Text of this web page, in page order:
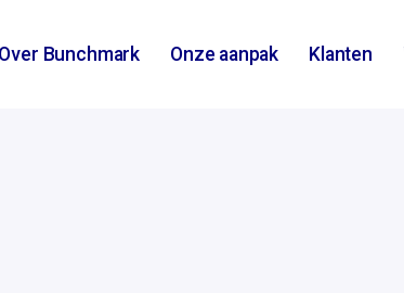
Over Bunchmark Onze aanpak Klanten